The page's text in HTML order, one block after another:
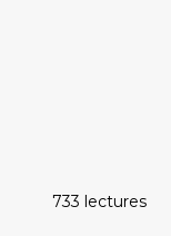
733 lectures